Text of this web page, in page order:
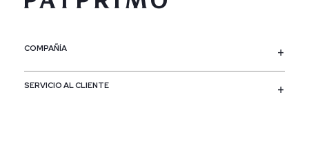
COMPAÑÍA
SERVICIO AL CLIENTE